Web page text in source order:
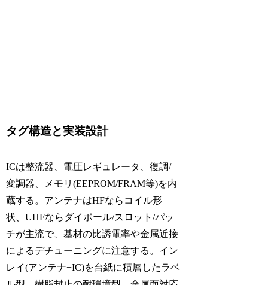
タグ構造と実装設計
ICは整流器、電圧レギュレータ、復調/
変調器、メモリ(EEPROM/FRAM等)を内
蔵する。アンテナはHFならコイル形
状、UHFならダイポール/スロット/パッ
チが主流で、基材の比誘電率や金属近接
によるデチューニングに注意する。イン
レイ(アンテナ+IC)を台紙に積層したラベ